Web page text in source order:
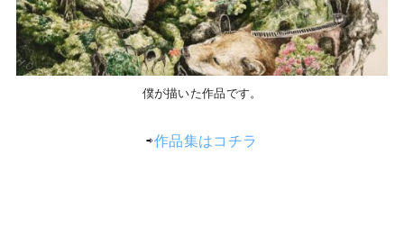
僕が描いた作品です。
⇨作品集はコチラ